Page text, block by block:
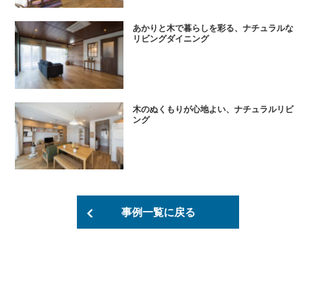
あかりと木で暮らしを彩る、ナチュラルな
リビングダイニング
木のぬくもりが心地よい、ナチュラルリビ
ング
事例一覧に戻る